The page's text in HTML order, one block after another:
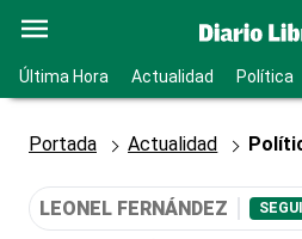
Última Hora Actualidad Política
Portada Actualidad
LEONEL FERNÁNDEZ